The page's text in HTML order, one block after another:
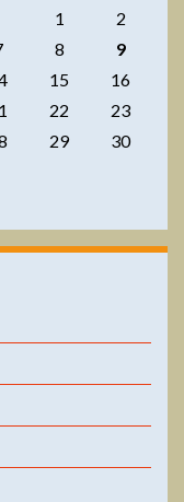
1
2
8
9
15
16
22
23
29
30